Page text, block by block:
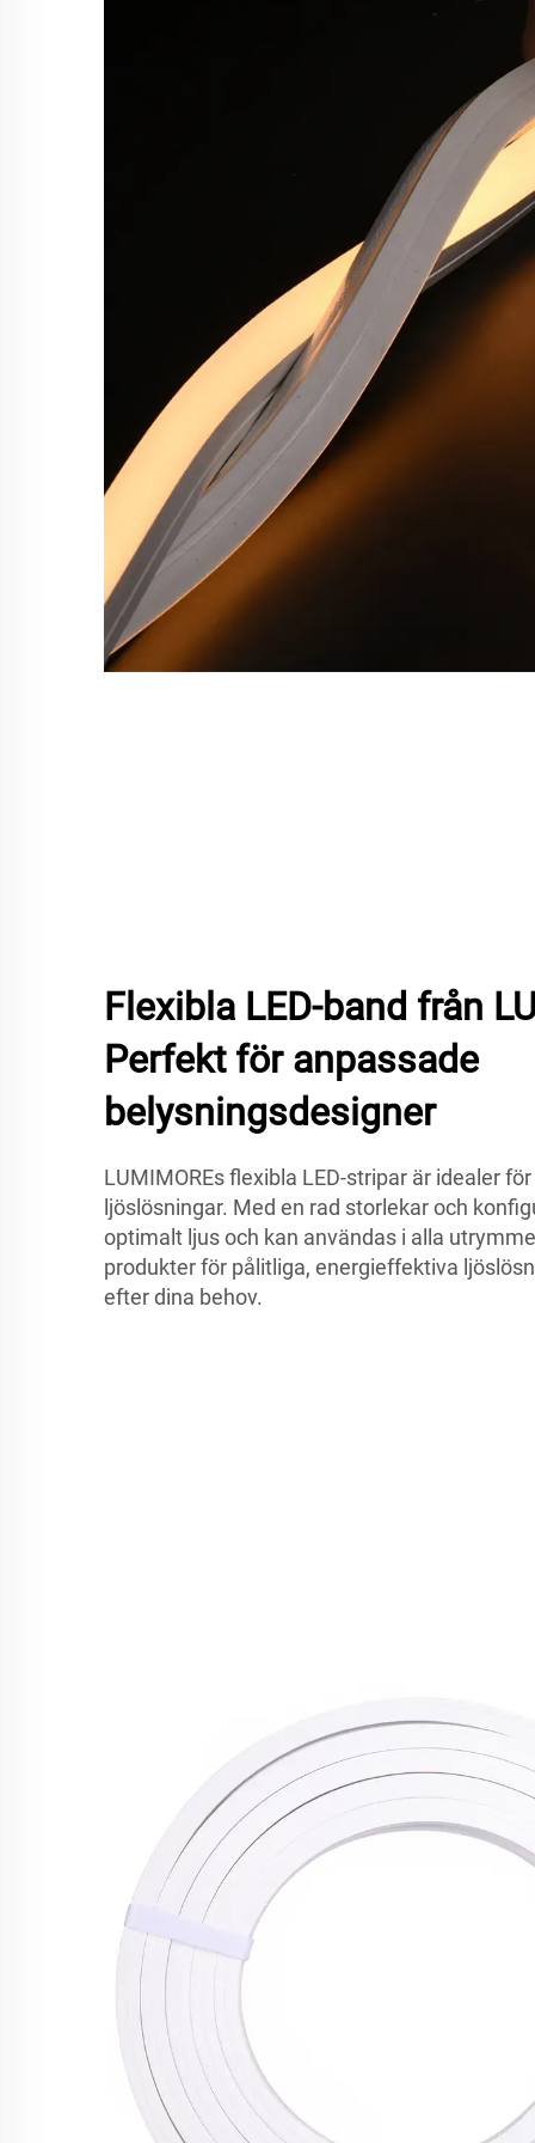
Flexibla LED-band från
Perfekt för anpassade
belysningsdesigner
LUMIMOREs flexibla LED-stripar är idealer
ljöslösningar. Med en rad storlekar och
optimalt ljus och kan användas i alla
produkter för pålitliga, energieffektiva
efter dina behov.